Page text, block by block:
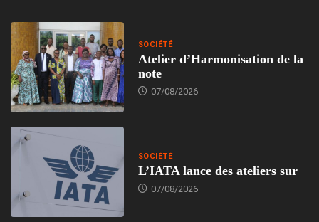
SOCIÉTÉ
Atelier d’Harmonisation de la
note
07/08/2026
SOCIÉTÉ
L’IATA lance des ateliers sur
07/08/2026